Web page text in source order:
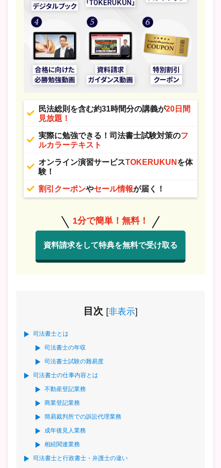
民法総則を含む約31時間分の講義が20日間
見放題！
実際に勉強できる！司法書士試験対策のフ
ルカラーテキスト
オンライン演習サービスTOKERUKUN を体
験！
割引クーポンやセール情報が届く！
1分で簡単！無料！
資料請求をして特典を無料で受け取る
目次 [非表示]
司法書士とは
司法書士の年収
司法書士試験の難易度
司法書士の仕事内容とは
不動産登記業務
商業登記業務
簡易裁判所での訴訟代理業務
成年後見人業務
相続関連業務
司法書士と行政書士・弁護士の違い